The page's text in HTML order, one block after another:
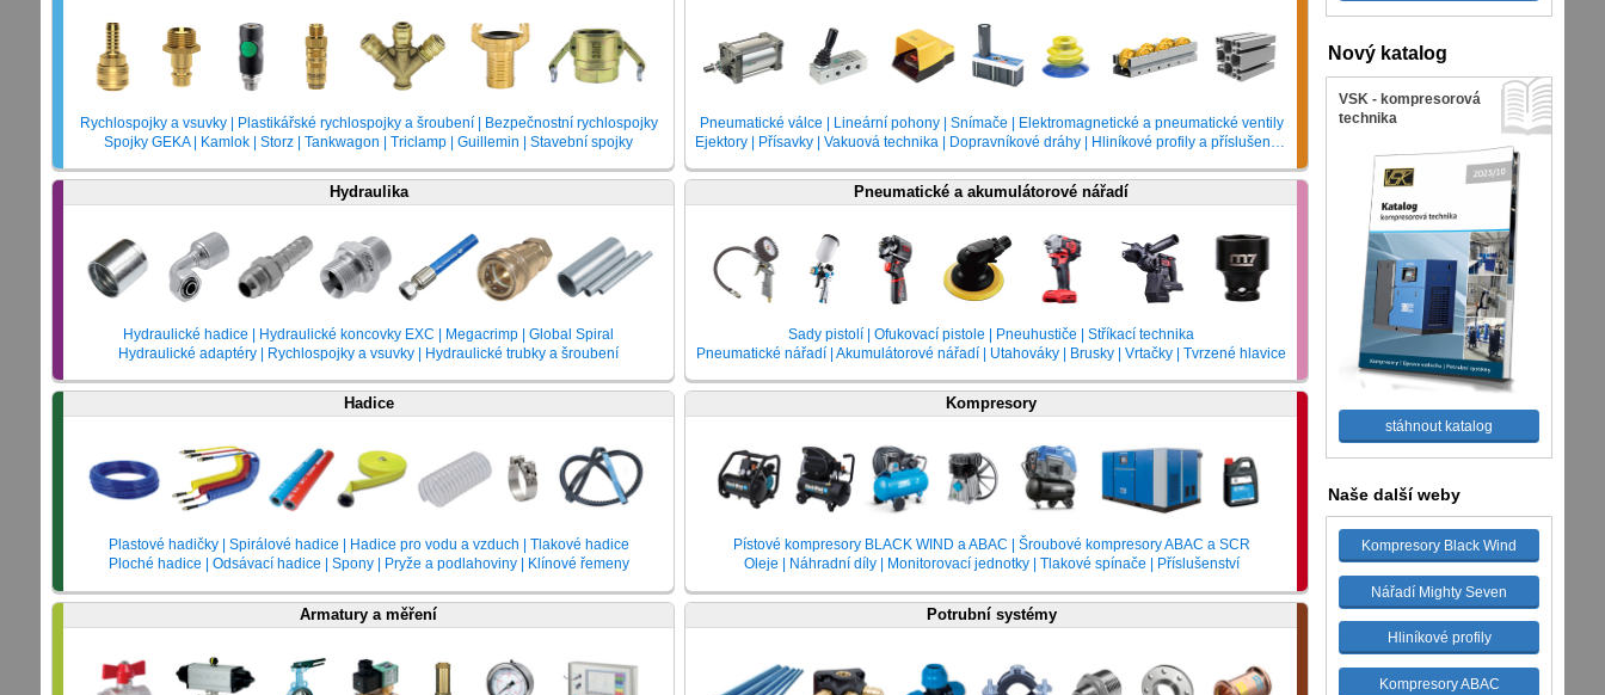
Rychlospojky a vsuvky | Plastikářské rychlospojky a šroubení | Bezpečnostní rychlospojky
Spojky GEKA | Kamlok | Storz | Tankwagon | Triclamp | Guillemin | Stavební spojky
Hydraulika
Hydraulické hadice | Hydraulické koncovky EXC | Megacrimp | Global Spiral
Hydraulické adaptéry | Rychlospojky a vsuvky | Hydraulické trubky a šroubení
Hadice
Plastové hadičky | Spirálové hadice | Hadice pro vodu a vzduch | Tlakové hadice
Ploché hadice | Odsávací hadice | Spony | Pryže a podlahoviny | Klínové řemeny
Armatury a měření
Pneumatické válce | Lineární pohony | Snímače | Elektromagnetické a pneumatické ventily
Ejektory | Přísavky | Vakuová technika | Dopravníkové dráhy | Hliníkové profily a příslušenství
Pneumatické a akumulátorové nářadí
Sady pistolí | Ofukovací pistole | Pneuhustiče | Stříkací technika
Pneumatické nářadí | Akumulátorové nářadí | Utahováky | Brusky | Vrtačky | Tvrzené hlavice
Kompresory
Pístové kompresory BLACK WIND a ABAC | Šroubové kompresory ABAC a SCR
Oleje | Náhradní díly | Monitorovací jednotky | Tlakové spínače | Příslušenství
Potrubní systémy
Nový katalog
VSK - kompresorová
technika
stáhnout katalog
Naše další weby
Kompresory Black Wind
Nářadí Mighty Seven
Hliníkové profily
Kompresory ABAC